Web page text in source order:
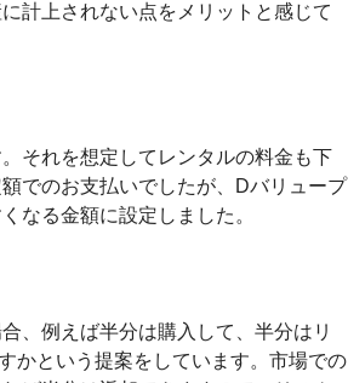
計上されない点をメリットと感じて
それを想定してレンタルの料金も下
でのお支払いでしたが、Dバリュープ
なる金額に設定しました。
、例えば半分は購入して、半分はリ
かという提案をしています。市場での